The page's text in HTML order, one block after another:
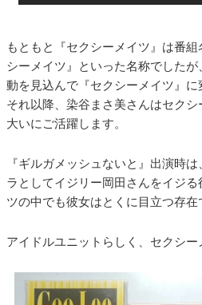
もともと『セクシーメイツ』は番
シーメイツ』といった名称でした
動を見込んで『セクシーメイツ』に
それ以降、染谷まさ美さんはセク
大いにご活躍します。
『ギルガメッシュないと』出演時
ラとしてイジリー岡田さんをイジ
ツの中でも彼女はとくに目立つ存在
アイドルユニットらしく、セクシー